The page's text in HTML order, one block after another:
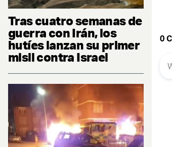
Tras cuatro semanas de
guerra con Irán, los
hutíes lanzan su primer
misil contra Israel